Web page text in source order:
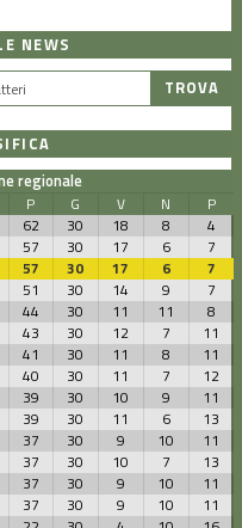
NEWS
regionale
P G V N
P
62 30 18 8
4
57 30 17 6
7
57 30 17 6
7
51 30 14 9
7
44 30 11 11
8
43 30 12 7
11
41 30 11 8
11
40 30 11 7
12
39 30 10 9
11
39 30 11 6
13
37 30 9 10
11
37 30 10 7
13
37 30 9 10
11
37 30 9 10
11